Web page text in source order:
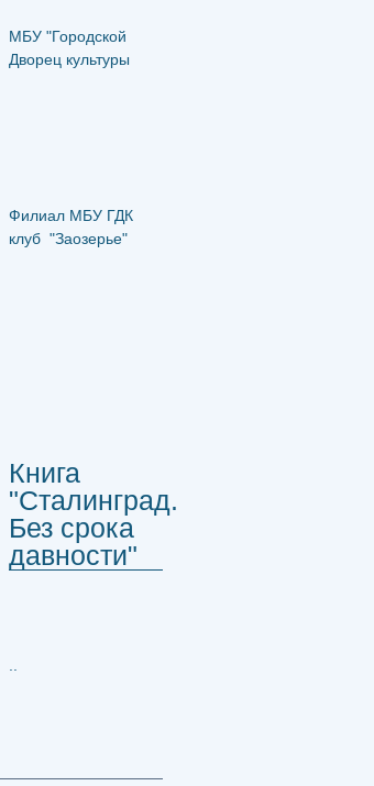
МБУ "Городской
Дворец культуры
Филиал МБУ ГДК
клуб "Заозерье"
Книга
"Сталинград.
Без срока
давности"